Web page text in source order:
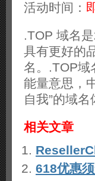
活动时间：
.TOP 域名
具有更好的
名。.TOP域
能量意思，
自我”的域名
相关文章
618优惠